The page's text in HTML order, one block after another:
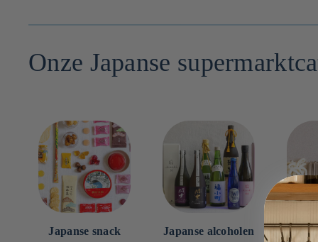
Onze Japanse
Japanse snack Japanse alcoholen